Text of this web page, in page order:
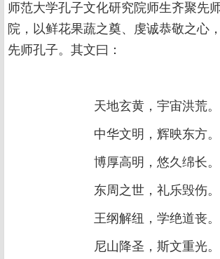
师范大学孔子文化研究院师生齐聚先
院，以鲜花果蔬之奠、虔诚恭敬之心
先师孔子。其文曰：
天地玄黄，宇宙洪荒。
中华文明，辉映东方。
博厚高明，悠久绵长。
东周之世，礼乐毁伤。
王纲解纽，学绝道丧。
尼山降圣，斯文重光。